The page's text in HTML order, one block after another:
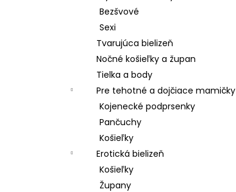
Bezšvové
Sexi
Tvarujúca bielizeň
Nočné košieľky a župan
Tielka a body
Pre tehotné a dojčiace mamičky
Kojenecké podprsenky
Pančuchy
Košieľky
Erotická bielizeň
Košieľky
Župany